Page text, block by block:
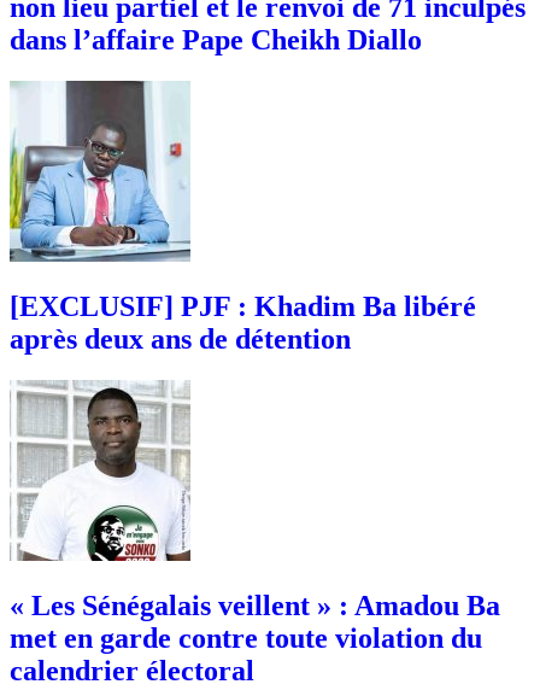
non lieu partiel et le renvoi de 71 inculpés
dans l’affaire Pape Cheikh Diallo
[EXCLUSIF] PJF : Khadim Ba libéré
après deux ans de détention
« Les Sénégalais veillent » : Amadou Ba
met en garde contre toute violation du
calendrier électoral